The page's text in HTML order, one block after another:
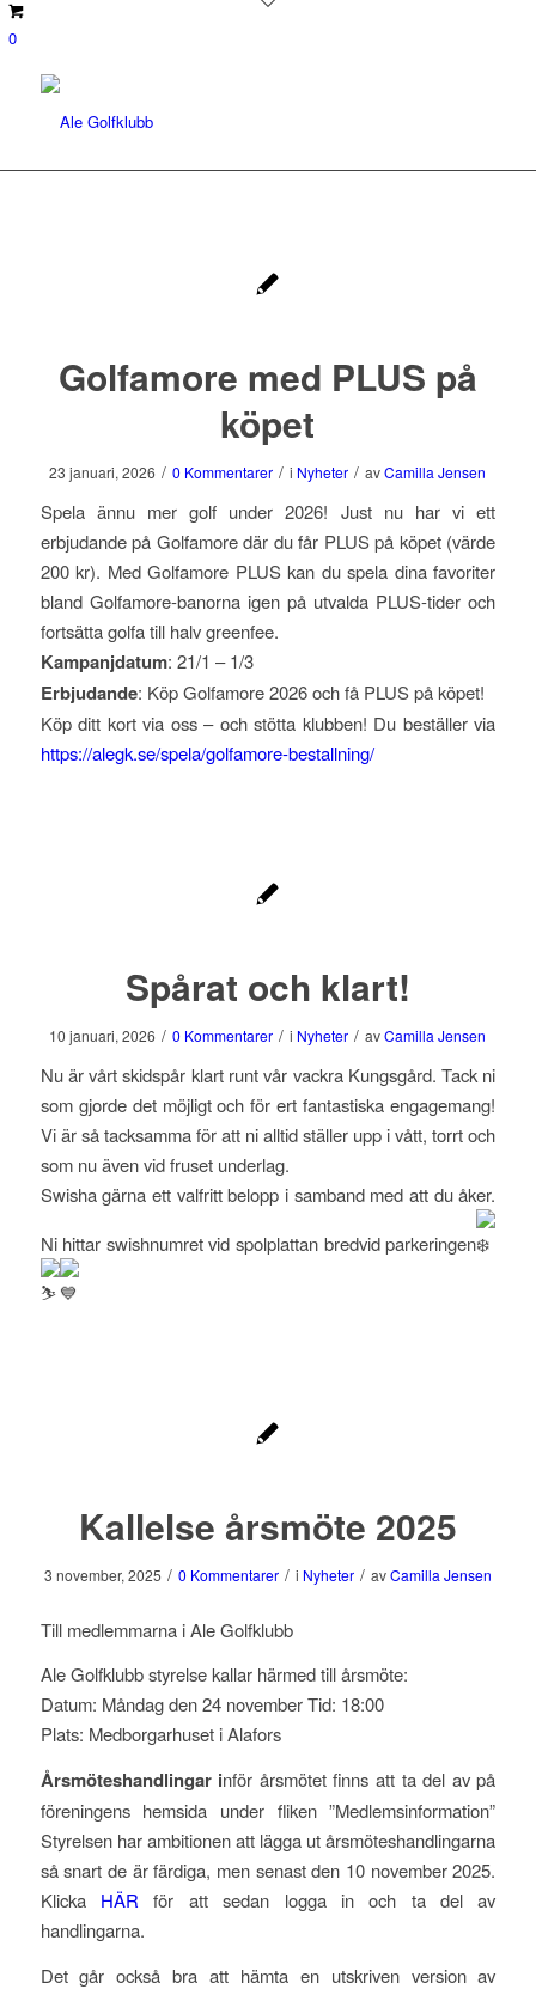
0
Golfamore med PLUS på
köpet
23 januari, 2026 / 0 Kommentarer / i Nyheter / avCamilla Jensen
Spela ännu mer golf under 2026! Just nu har vi ett
erbjudande på Golfamore där du får PLUS på köpet (värde
200 kr). Med Golfamore PLUS kan du spela dina favoriter
bland Golfamore-banorna igen på utvalda PLUS-tider och
fortsätta golfa till halv greenfee.
Kampanjdatum: 21/1 – 1/3
Erbjudande: Köp Golfamore 2026 och få PLUS på köpet!
Köp ditt kort via oss – och stötta klubben! Du beställer via
https://alegk.se/spela/golfamore-bestallning/
Spårat och klart!
10 januari, 2026 / 0 Kommentarer / i Nyheter / avCamilla Jensen
Nu är vårt skidspår klart runt vår vackra Kungsgård. Tack ni
som gjorde det möjligt och för ert fantastiska engagemang!
Vi är så tacksamma för att ni alltid ställer upp i vått, torrt och
som nu även vid fruset underlag.
Swisha gärna ett valfritt belopp i samband med att du åker.
Ni hittar swishnumret vid spolplattan bredvid parkeringen
Kallelse årsmöte 2025
3 november, 2025 / 0 Kommentarer / i Nyheter / avCamilla Jensen
Till medlemmarna i Ale Golfklubb
Ale Golfklubb styrelse kallar härmed till årsmöte:
Datum: Måndag den 24 november Tid: 18:00
Plats: Medborgarhuset i Alafors
Årsmöteshandlingar inför årsmötet finns att ta del av på
föreningens hemsida under fliken ”Medlemsinformation”
Styrelsen har ambitionen att lägga ut årsmöteshandlingarna
så snart de är färdiga, men senast den 10 november 2025.
Klicka HÄRför att sedan logga in och ta del av
handlingarna.
Det går också bra att hämta en utskriven version av